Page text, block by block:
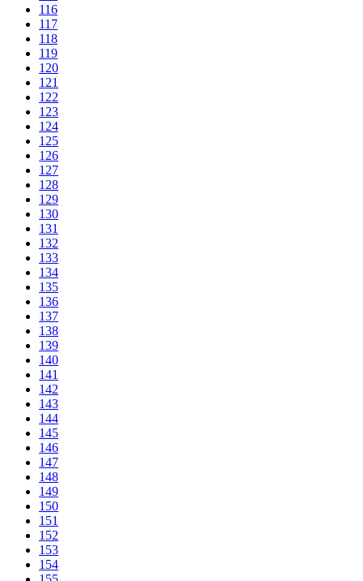
116
117
118
119
120
121
122
123
124
125
126
127
128
129
130
131
132
133
134
135
136
137
138
139
140
141
142
143
144
145
146
147
148
149
150
151
152
153
154